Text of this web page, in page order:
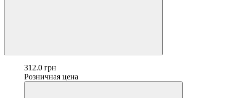
312.0 грн
Розничная цена